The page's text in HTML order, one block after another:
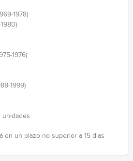
1978)
1976)
1999)
unidades
en un plazo no superior a 15 dias